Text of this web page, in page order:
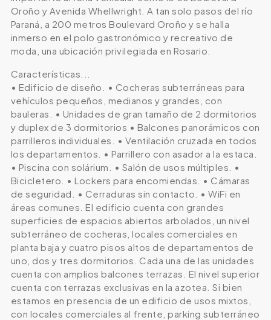
Oroño y Avenida Whellwright. A tan solo pasos del río
Paraná, a 200 metros Boulevard Oroño y se halla
inmerso en el polo gastronómico y recreativo de
moda, una ubicación privilegiada en Rosario.
Características...
• Edificio de diseño. • Cocheras subterráneas para
vehículos pequeños, medianos y grandes, con
bauleras. • Unidades de gran tamaño de 2 dormitorios
y duplex de 3 dormitorios • Balcones panorámicos con
parrilleros individuales. • Ventilación cruzada en todos
los departamentos. • Parrillero con asador a la estaca.
• Piscina con solárium. • Salón de usos múltiples. •
Bicicletero. • Lockers para encomiendas. • Cámaras
de seguridad. • Cerraduras sin contacto. • WiFi en
áreas comunes. El edificio cuenta con grandes
superficies de espacios abiertos arbolados, un nivel
subterráneo de cocheras, locales comerciales en
planta baja y cuatro pisos altos de departamentos de
uno, dos y tres dormitorios. Cada una de las unidades
cuenta con amplios balcones terrazas. El nivel superior
cuenta con terrazas exclusivas en la azotea. Si bien
estamos en presencia de un edificio de usos mixtos,
con locales comerciales al frente, parking subterráneo